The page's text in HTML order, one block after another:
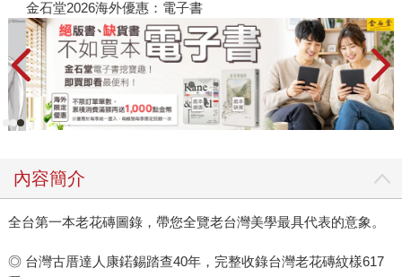
金石堂2026海外優惠：電子書
內容簡介
全台第一本老花磚圖錄，帶您全覽老台灣美學最具代表的意象。
◎ 台灣古厝達人康鍩錫踏查40年，完整收錄台灣老花磚紋樣617